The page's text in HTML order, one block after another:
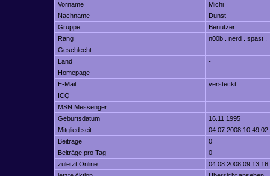
Vorname
Michi
Nachname
Dunst
Gruppe
Benutzer
Rang
n00b . nerd . spast .
Geschlecht
-
Land
-
Homepage
-
E-Mail
versteckt
ICQ
MSN Messenger
Geburtsdatum
16.11.1995
Mitglied seit
04.07.2008 10:49:02
Beiträge
0
Beiträge pro Tag
0
zuletzt Online
04.08.2008 09:13:16